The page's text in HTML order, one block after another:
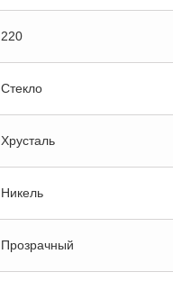
220
Стекло
Хрусталь
Никель
Прозрачный